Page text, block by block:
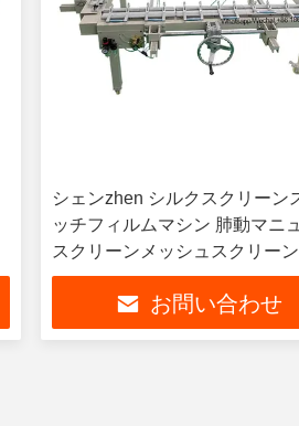
シェンzhen シルクスクリーン
ッチフィルムマシン 肺動マニ
スクリーンメッシュスクリー
レッチャーストレッチマシン
お問い合わせ